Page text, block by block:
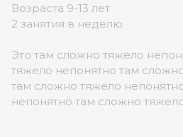
Возраста 9-13 лет
2 занятия в неделю
Это там сложно тяжело
тяжело непонятно там
там сложно тяжело
непонятно там сложно